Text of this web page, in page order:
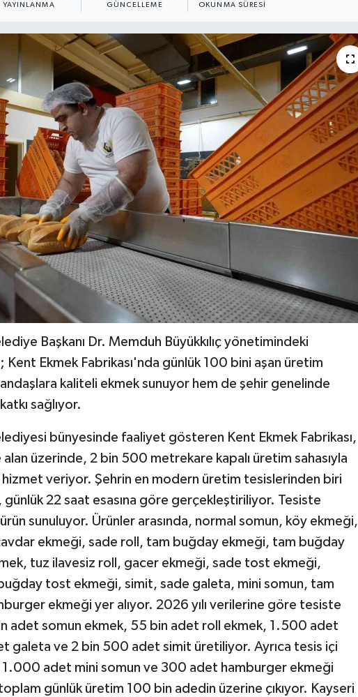
YAYINLANMA GÜNCELLEME OKUNMA SÜRESI
Başkanı Dr. Memduh Büyükkılıç yönetimindeki
Kent Ekmek Fabrikası'nda günlük 100 bini aşan üretim
kaliteli ekmek sunuyor hem de şehir genelinde
sağlıyor.
bünyesinde faaliyet gösteren Kent Ekmek Fabrikası,
üzerinde, 2 bin 500 metrekare kapalı üretim sahasıyla
hizmet veriyor. Şehrin en modern üretim tesislerinden biri
22 saat esasına göre gerçekleştiriliyor. Tesiste
sunuluyor. Ürünler arasında, normal somun, köy ekmeği,
ekmeği, sade roll, tam buğday ekmeği, tam buğday
tuz ilavesiz roll, gacer ekmeği, sade tost ekmeği,
tost ekmeği, simit, sade galeta, mini somun, tam
ekmeği yer alıyor. 2026 yılı verilerine göre tesiste
adet somun ekmek, 55 bin adet roll ekmek, 1.500 adet
galeta ve 2 bin 500 adet simit üretiliyor. Ayrıca tesis içi
1.000 adet mini somun ve 300 adet hamburger ekmeği
günlük üretim 100 bin adedin üzerine çıkıyor. Kayseri